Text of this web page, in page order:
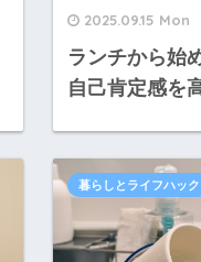
2025.09.15 Mon
ランチから始
自己肯定感を
暮らしとライフハック